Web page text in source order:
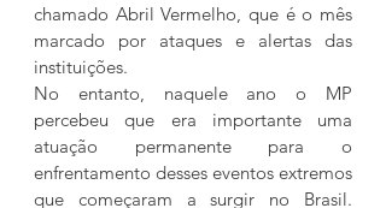
chamado Abril Vermelho, que é o mês
marcado por ataques e alertas das
instituições.
No entanto, naquele ano o MP
percebeu que era importante uma
atuação permanente para o
enfrentamento desses eventos extremos
que começaram a surgir no Brasil.